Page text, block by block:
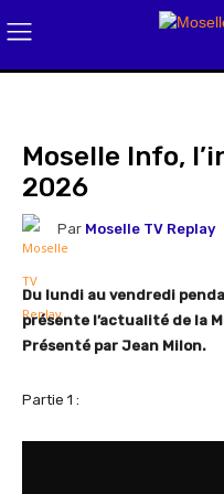
Moselle Info,
2026
Par Moselle TV Replay
Du lundi au vendredi
présente l’actualité de la
Présenté par Jean Milon.
Partie 1 :